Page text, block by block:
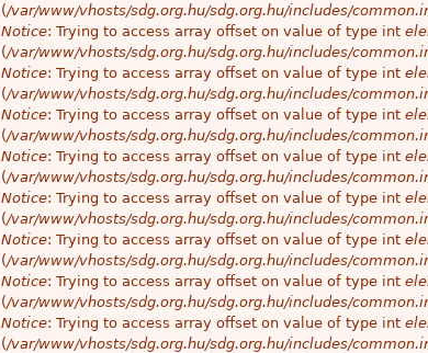
(/var/www/vhosts/sdg.org.hu/sdg.org.hu/includes/
Notice: Trying to access array offset on value of type int
(/var/www/vhosts/sdg.org.hu/sdg.org.hu/includes/
Notice: Trying to access array offset on value of type int
(/var/www/vhosts/sdg.org.hu/sdg.org.hu/includes/
Notice: Trying to access array offset on value of type int
(/var/www/vhosts/sdg.org.hu/sdg.org.hu/includes/
Notice: Trying to access array offset on value of type int
(/var/www/vhosts/sdg.org.hu/sdg.org.hu/includes/
Notice: Trying to access array offset on value of type int
(/var/www/vhosts/sdg.org.hu/sdg.org.hu/includes/
Notice: Trying to access array offset on value of type int
(/var/www/vhosts/sdg.org.hu/sdg.org.hu/includes/
Notice: Trying to access array offset on value of type int
(/var/www/vhosts/sdg.org.hu/sdg.org.hu/includes/
Notice: Trying to access array offset on value of type int
(/var/www/vhosts/sdg.org.hu/sdg.org.hu/includes/